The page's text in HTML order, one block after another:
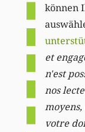
können
et
n'est
nos
votre